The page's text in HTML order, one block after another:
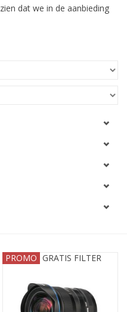
zien dat we in de aanbieding
PROMO GRATIS FILTER